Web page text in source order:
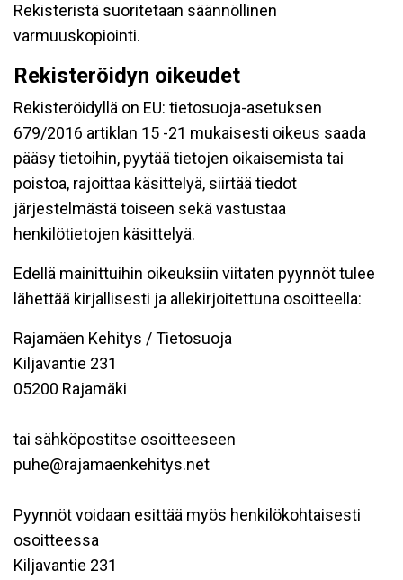
Rekisteristä suoritetaan säännöllinen
varmuuskopiointi.
Rekisteröidyn oikeudet
Rekisteröidyllä on EU: tietosuoja-asetuksen
679/2016 artiklan 15 -21 mukaisesti oikeus saada
pääsy tietoihin, pyytää tietojen oikaisemista tai
poistoa, rajoittaa käsittelyä, siirtää tiedot
järjestelmästä toiseen sekä vastustaa
henkilötietojen käsittelyä.
Edellä mainittuihin oikeuksiin viitaten pyynnöt tulee
lähettää kirjallisesti ja allekirjoitettuna osoitteella:
Rajamäen Kehitys / Tietosuoja
Kiljavantie 231
05200 Rajamäki
tai sähköpostitse osoitteeseen
puhe@rajamaenkehitys.net
Pyynnöt voidaan esittää myös henkilökohtaisesti
osoitteessa
Kiljavantie 231